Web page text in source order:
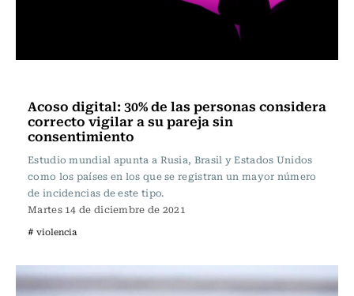
Acoso digital: 30% de las personas considera
correcto vigilar a su pareja sin
consentimiento
Estudio mundial apunta a Rusia, Brasil y Estados Unidos
como los países en los que se registran un mayor número
de incidencias de este tipo.
Martes 14 de diciembre de 2021
# violencia